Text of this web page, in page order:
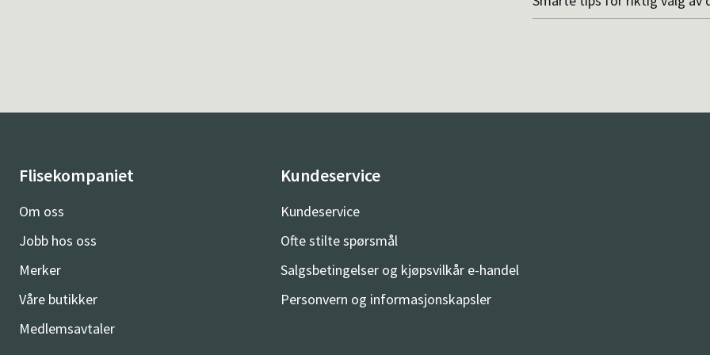
Flisekompaniet
Om oss
Jobb hos oss
Merker
Våre butikker
Medlemsavtaler
Kundeservice
Kundeservice
Ofte stilte spørsmål
Salgsbetingelser og kjøpsvilkår e-handel
Personvern og informasjonskapsler